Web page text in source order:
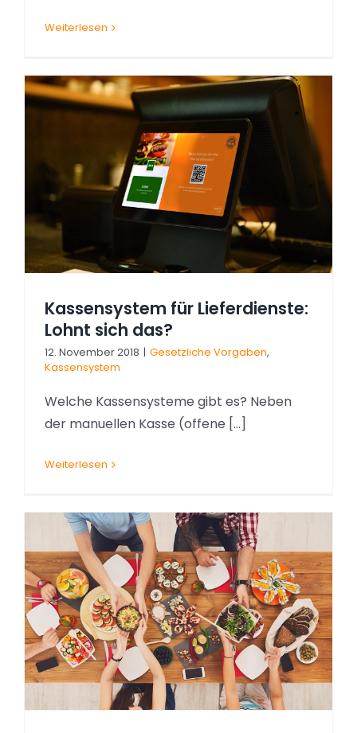
Weiterlesen
Kassensystem für Lieferdienste:
Lohnt sich das?
12. November 2018 | Gesetzliche Vorgaben,
Kassensystem
Welche Kassensysteme gibt es? Neben
der manuellen Kasse (offene [...]
Weiterlesen